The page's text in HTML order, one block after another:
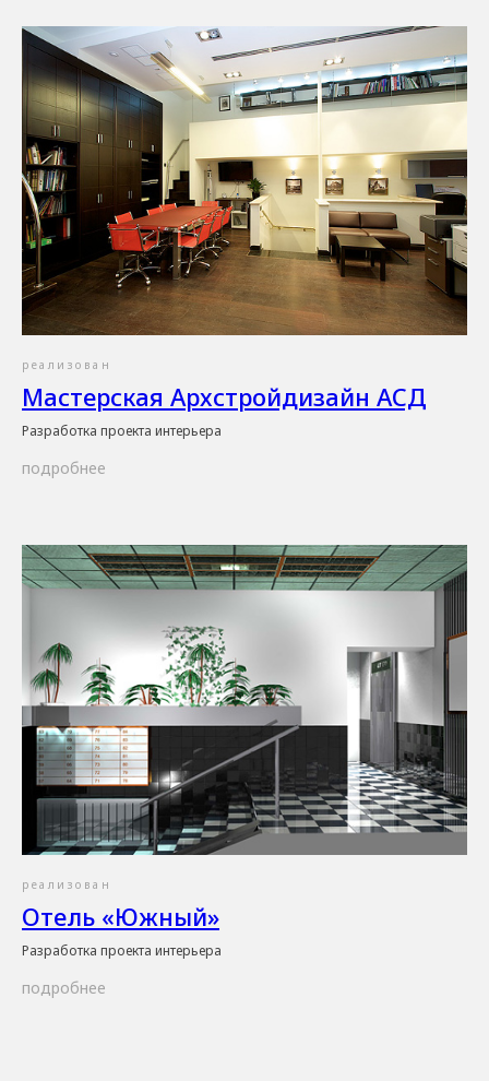
реализован
Мастерская Архстройдизайн АСД
Разработка проекта интерьера
подробнее
реализован
Отель «Южный»
Разработка проекта интерьера
подробнее